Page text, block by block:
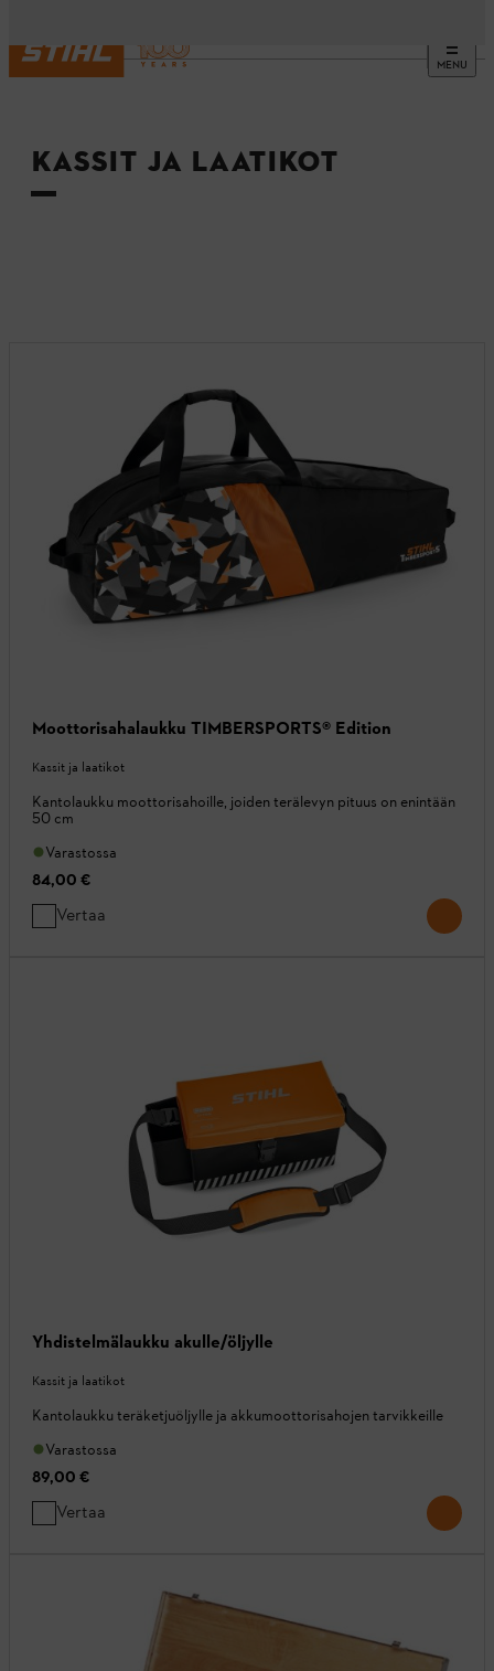
MENU
Etusivu
KASSIT JA LAATIKOT
Moottorisahalaukku TIMBERSPORTS® Edition
Kassit ja laatikot
Kantolaukku moottorisahoille, joiden terälevyn pituus on enintään
50 cm
Varastossa
84,00 €
Vertaa
Yhdistelmälaukku akulle/öljylle
Kassit ja laatikot
Kantolaukku teräketjuöljylle ja akkumoottorisahojen tarvikkeille
Varastossa
89,00 €
Vertaa